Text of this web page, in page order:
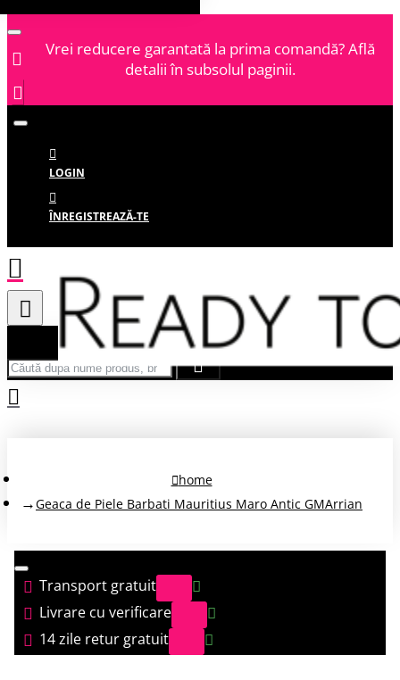
Vrei reducere garantată la prima comandă? Află
detalii în subsolul paginii.
LOGIN
ÎNREGISTREAZĂ-TE
Căută după nume produs, brand...
home
Geaca de Piele Barbati Mauritius Maro Antic GMArrian
Transport gratuit
Livrare cu verificare
14 zile retur gratuit